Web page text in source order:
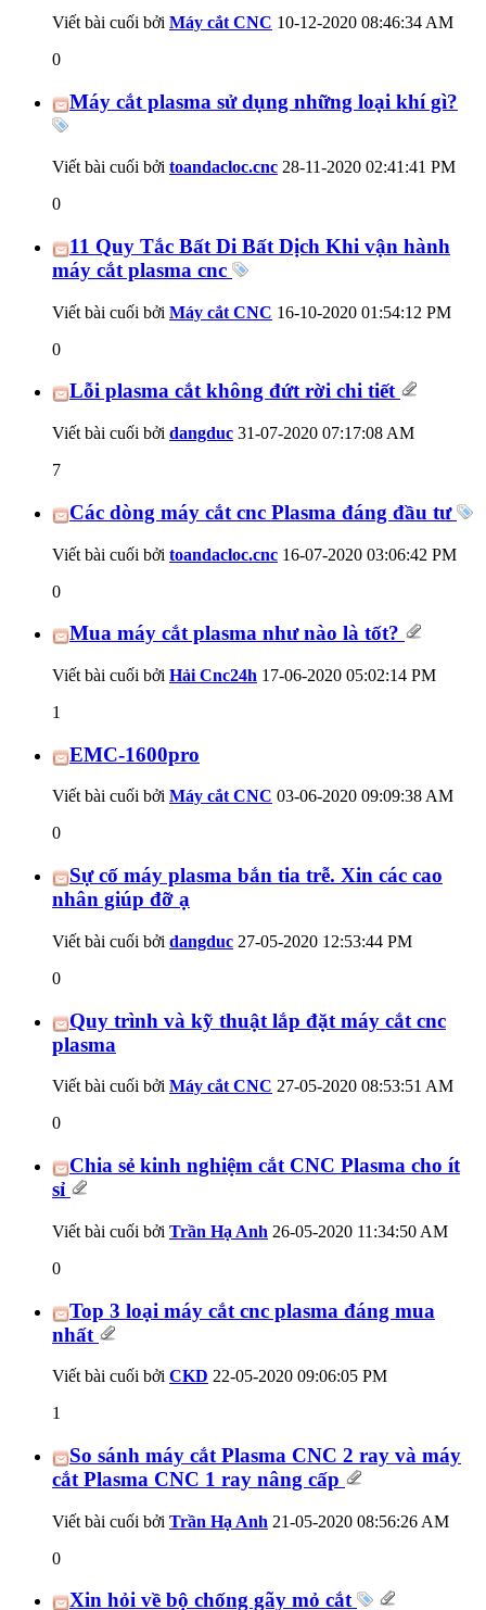
Viết bài cuối bởi Máy cắt CNC 10-12-2020 08:46:34 AM
0
Máy cắt plasma sử dụng những loại khí gì?
Viết bài cuối bởi toandacloc.cnc 28-11-2020 02:41:41 PM
0
11 Quy Tắc Bất Di Bất Dịch Khi vận hành
máy cắt plasma cnc
Viết bài cuối bởi Máy cắt CNC 16-10-2020 01:54:12 PM
0
Lỗi plasma cắt không đứt rời chi tiết
Viết bài cuối bởi dangduc 31-07-2020 07:17:08 AM
7
Các dòng máy cắt cnc Plasma đáng đầu tư
Viết bài cuối bởi toandacloc.cnc 16-07-2020 03:06:42 PM
0
Mua máy cắt plasma như nào là tốt?
Viết bài cuối bởi Hải Cnc24h 17-06-2020 05:02:14 PM
1
EMC-1600pro
Viết bài cuối bởi Máy cắt CNC 03-06-2020 09:09:38 AM
0
Sự cố máy plasma bắn tia trễ. Xin các cao
nhân giúp đỡ ạ
Viết bài cuối bởi dangduc 27-05-2020 12:53:44 PM
0
Quy trình và kỹ thuật lắp đặt máy cắt cnc
plasma
Viết bài cuối bởi Máy cắt CNC 27-05-2020 08:53:51 AM
0
Chia sẻ kinh nghiệm cắt CNC Plasma cho ít
sỉ
Viết bài cuối bởi Trần Hạ Anh 26-05-2020 11:34:50 AM
0
Top 3 loại máy cắt cnc plasma đáng mua
nhất
Viết bài cuối bởi CKD 22-05-2020 09:06:05 PM
1
So sánh máy cắt Plasma CNC 2 ray và máy
cắt Plasma CNC 1 ray nâng cấp
Viết bài cuối bởi Trần Hạ Anh 21-05-2020 08:56:26 AM
0
Xin hỏi về bộ chống gãy mỏ cắt